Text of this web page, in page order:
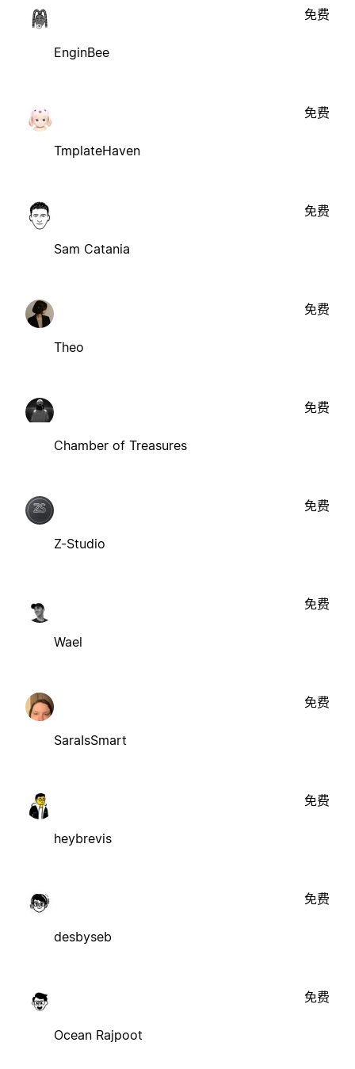
EnginBee
免费
TmplateHaven
免费
Sam Catania
免费
Theo
免费
Chamber of Treasures
免费
Z-Studio
免费
Wael
免费
SaraIsSmart
免费
heybrevis
免费
desbyseb
免费
Ocean Rajpoot
免费